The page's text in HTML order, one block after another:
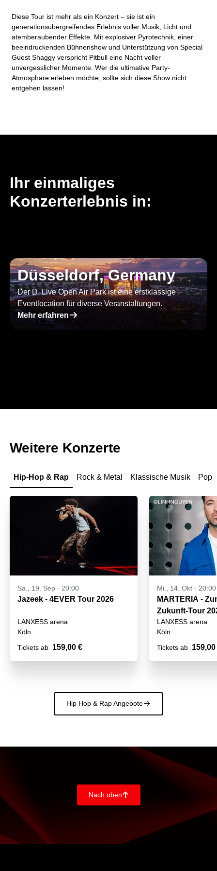
Diese Tour ist mehr als ein Konzert – sie ist ein
generationsübergreifendes Erlebnis voller Musik, Licht und
atemberaubender Effekte. Mit explosiver Pyrotechnik, einer
beeindruckenden Bühnenshow und Unterstützung von Special
Guest Shaggy verspricht Pitbull eine Nacht voller
unvergesslicher Momente. Wer die ultimative Party-
Atmosphäre erleben möchte, sollte sich diese Show nicht
entgehen lassen!
Ihr einmaliges
Konzerterlebnis in:
Düsseldorf, Germany
Der D. Live Open Air Park ist eine erstklassige
Eventlocation für diverse Veranstaltungen.
Mehr erfahren􀄫
Weitere Konzerte
Hip-Hop & Rap Rock & Metal Klassische Musik Pop
Sa., 19. Sep - 20:00
Jazeek - 4EVER Tour 2026
LANXESS arena
Köln
Tickets ab 159,00 €
Mi., 14. Okt - 20:00
MARTERIA -
Zukunft-Tour
LANXESS arena
Köln
Tickets ab 159,00
Hip Hop & Rap Angebote􀄫
Nach oben􀄨